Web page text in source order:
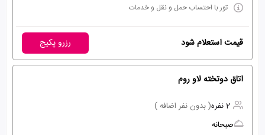
تور با احتساب حمل و نقل و خدمات
قیمت استعلام شود رزرو پکیج
اتاق دوتخته لاو روم
2 نفره
( بدون نفر اضافه )
صبحانه